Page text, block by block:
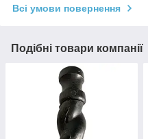
Всі умови повернення
Подібні товари компанії